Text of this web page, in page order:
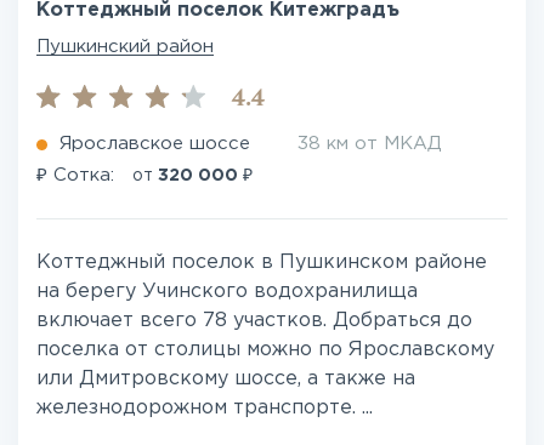
Коттеджный поселок Китежградъ
Пушкинский район
4.4
Ярославское шоссе 38 км от МКАД
₽ Сотка: от 320 000 ₽
Коттеджный поселок в Пушкинском районе
на берегу Учинского водохранилища
включает всего 78 участков. Добраться до
поселка от столицы можно по Ярославскому
или Дмитровскому шоссе, а также на
железнодорожном транспорте. ...